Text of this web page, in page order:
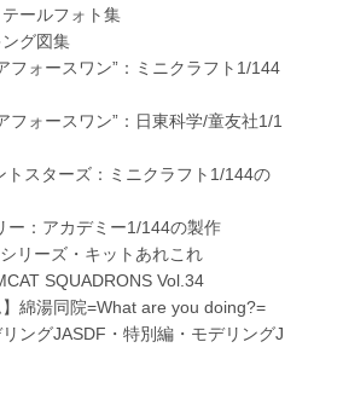
ールフォト集
グ図集
ォースワン”：ミニクラフト1/144
ォースワン”：日東科学/童友社1/1
スターズ：ミニクラフト1/144の
：アカデミー1/144の製作
リーズ・キットあれこれ
SQUADRONS Vol.34
綿湯同院=What are you doing?=
ングJASDF・特別編・モデリングJ